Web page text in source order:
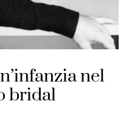
nel
bridal